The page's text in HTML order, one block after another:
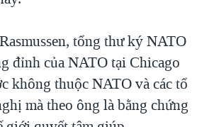
tổng thư ký NATO
đỉnh của NATO tại Chicago
không thuộc NATO và các tổ
mà theo ông là bằng chứng